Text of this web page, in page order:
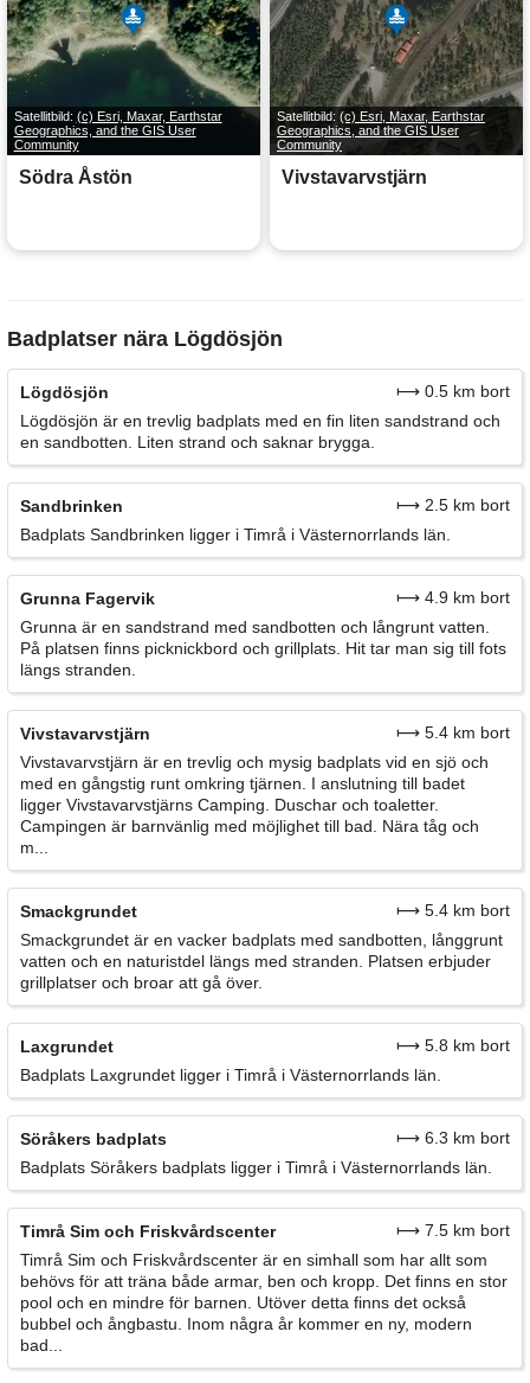
Satellitbild: (c) Esri, Maxar, Earthstar
Geographics, and the GIS User
Community
Södra Åstön
Satellitbild: (c) Esri, Maxar, Earthstar
Geographics, and the GIS User
Community
Vivstavarvstjärn
Badplatser nära Lögdösjön
Lögdösjön
⟼ 0.5 km bort
Lögdösjön är en trevlig badplats med en fin liten sandstrand och
en sandbotten. Liten strand och saknar brygga.
Sandbrinken
⟼ 2.5 km bort
Badplats Sandbrinken ligger i Timrå i Västernorrlands län.
Grunna Fagervik
⟼ 4.9 km bort
Grunna är en sandstrand med sandbotten och långrunt vatten.
På platsen finns picknickbord och grillplats. Hit tar man sig till fots
längs stranden.
Vivstavarvstjärn
⟼ 5.4 km bort
Vivstavarvstjärn är en trevlig och mysig badplats vid en sjö och
med en gångstig runt omkring tjärnen. I anslutning till badet
ligger Vivstavarvstjärns Camping. Duschar och toaletter.
Campingen är barnvänlig med möjlighet till bad. Nära tåg och
m...
Smackgrundet
⟼ 5.4 km bort
Smackgrundet är en vacker badplats med sandbotten, långgrunt
vatten och en naturistdel längs med stranden. Platsen erbjuder
grillplatser och broar att gå över.
Laxgrundet
⟼ 5.8 km bort
Badplats Laxgrundet ligger i Timrå i Västernorrlands län.
Söråkers badplats
⟼ 6.3 km bort
Badplats Söråkers badplats ligger i Timrå i Västernorrlands län.
Timrå Sim och Friskvårdscenter
⟼ 7.5 km bort
Timrå Sim och Friskvårdscenter är en simhall som har allt som
behövs för att träna både armar, ben och kropp. Det finns en stor
pool och en mindre för barnen. Utöver detta finns det också
bubbel och ångbastu. Inom några år kommer en ny, modern
bad...